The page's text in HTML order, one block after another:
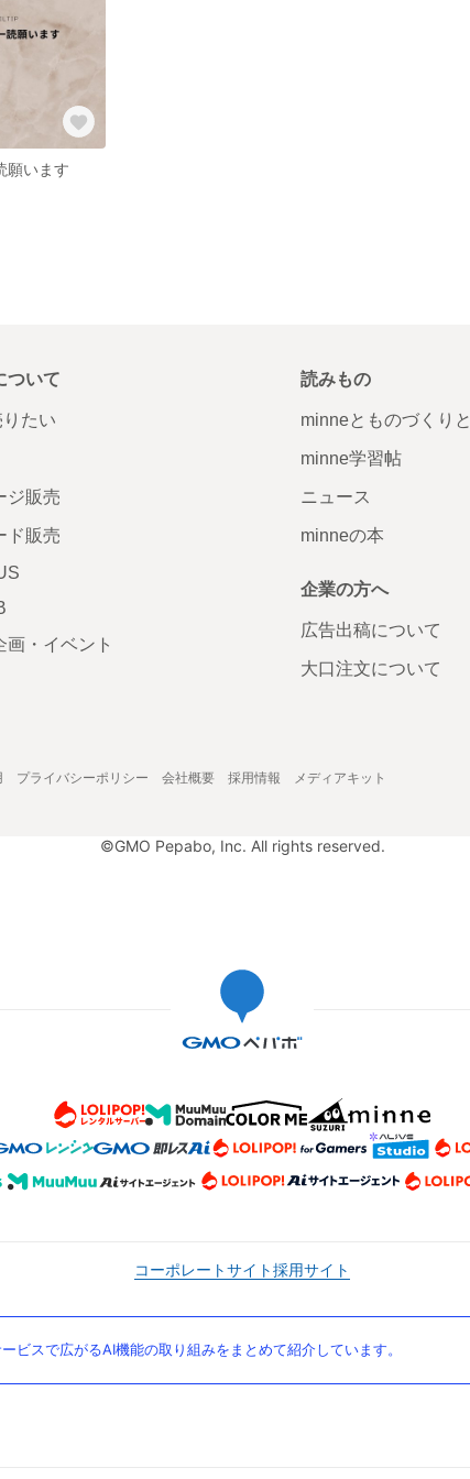
願います
ついて
たい
ジ販売
ド販売
画・イベント
読みもの
minneとものづくりと
minne学習帖
ニュース
minneの本
企業の方へ
広告出稿について
大口注文について
プライバシーポリシー 会社概要 採用情報 メディアキット
©GMO Pepabo, Inc. All rights reserved.
コーポレートサイト採用サイト
ビスで広がるAI機能の取り組みをまとめて紹介しています。